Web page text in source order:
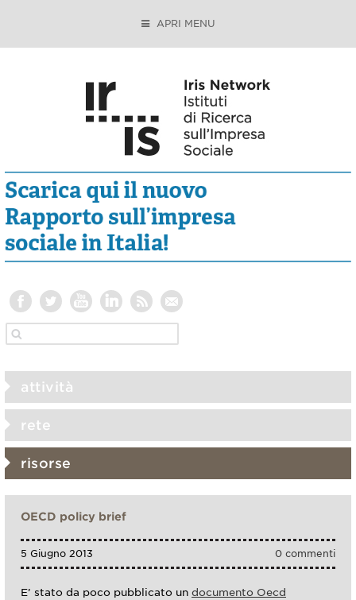
APRI MENU
attività
rete
risorse
OECD policy brief
0 commenti
5 Giugno 2013
E’ stato da poco pubblicato un documento Oecd